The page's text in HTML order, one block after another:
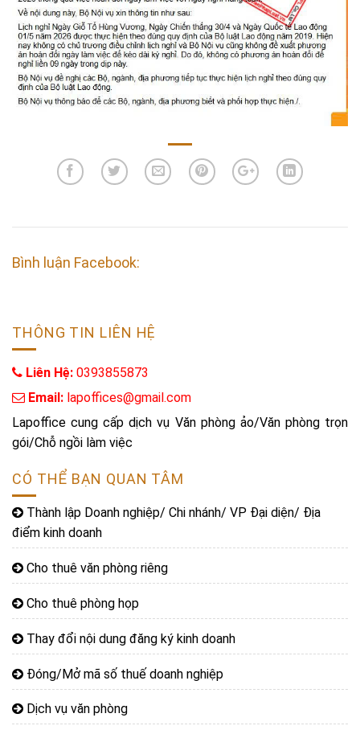
Bình luận Facebook:
THÔNG TIN LIÊN HỆ
Liên Hệ: 0393855873
Email: lapoffices@gmail.com
Lapoffice cung cấp dịch vụ Văn phòng ảo/Văn phòng trọn
gói/Chỗ ngồi làm việc
CÓ THỂ BẠN QUAN TÂM
Thành lập Doanh nghiệp/ Chi nhánh/ VP Đại diện/ Địa
điểm kinh doanh
Cho thuê văn phòng riêng
Cho thuê phòng họp
Thay đổi nội dung đăng ký kinh doanh
Đóng/Mở mã số thuế doanh nghiệp
Dịch vụ văn phòng